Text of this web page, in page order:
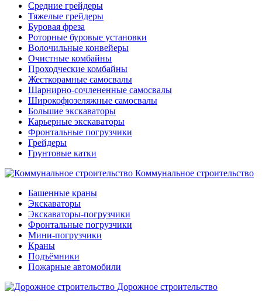
Средние грейдеры
Тяжелые грейдеры
Буровая фреза
Роторные буровые установки
Волочильные конвейеры
Очистные комбайны
Проходческие комбайны
Жесткорамные самосвалы
Шарнирно-сочлененные самосвалы
Широкофюзеляжные самосвалы
Большие экскаваторы
Карьерные экскаваторы
Фронтальные погрузчики
Грейдеры
Грунтовые катки
Коммунальное строительство
Башенные краны
Экскаваторы
Экскаваторы-погрузчики
Фронтальные погрузчики
Мини-погрузчики
Краны
Подъёмники
Пожарные автомобили
Дорожное строительство